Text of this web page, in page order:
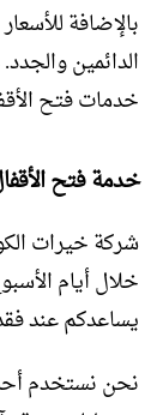
بالإضافة
الدائمين
خدمات فتح
خدمة فتح
شركة خيرات
خلال أيام
يساعدكم عند
نحن نستخدم